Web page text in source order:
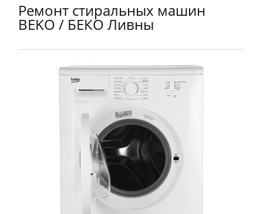
Ремонт стиральных машин
BEKO / БЕКО Ливны